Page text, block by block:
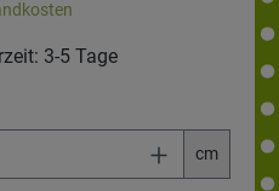
3-5 Tage
cm